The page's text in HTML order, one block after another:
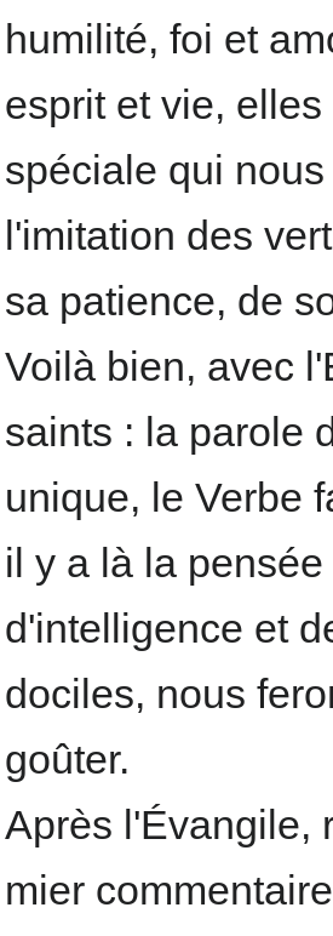
humi­lité, foi et
esprit et vie,
spéciale qui
l'imitation des
sa patience, de
Voilà bien, avec
saints : la parole
unique, le Verbe
il y a là la
d'intelligence et
dociles, nous
goûter.
Après l'Évangile,
mier